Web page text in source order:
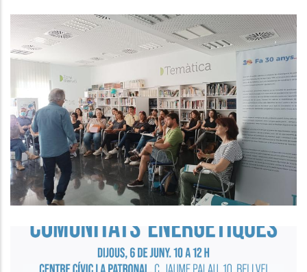
Formació Sobre Gestió
D’Equipaments Juvenils Als
Ajuntaments Del Baix Penedès.
Joventut